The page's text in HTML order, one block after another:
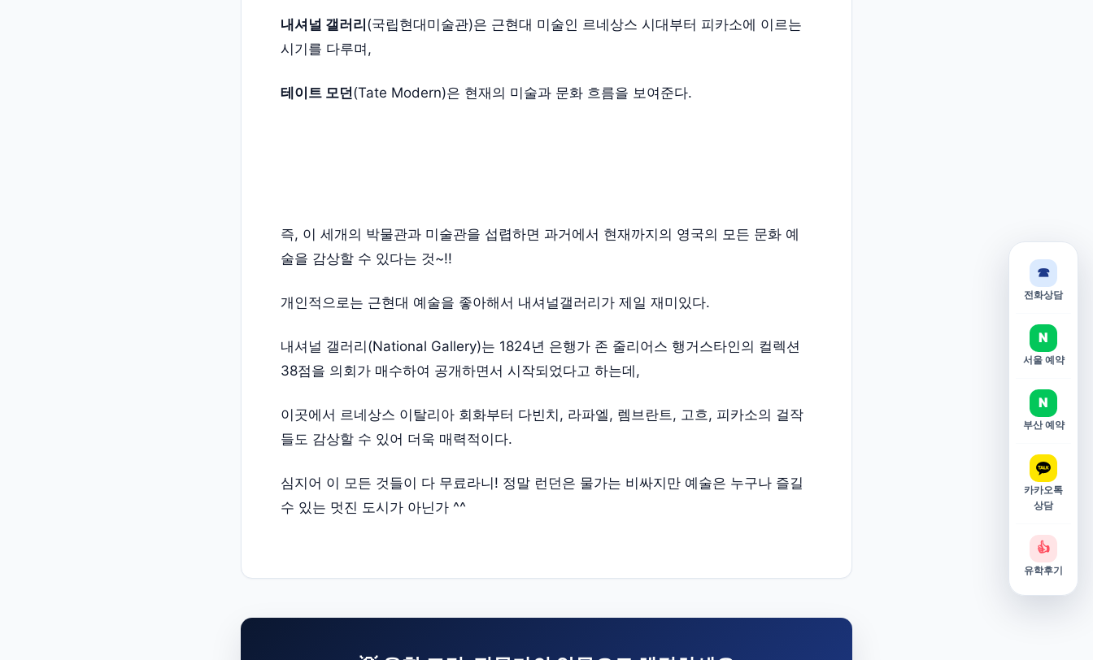
내셔널 갤러리 (국립현대미술관)은 근현대 미술인 르네상스 시대부터 피카소에 이르는
시기를 다루며,
테이트 모던(Tate Modern)은 현재의 미술과 문화 흐름을 보여준다.
즉, 이 세개의 박물관과 미술관을 섭렵하면 과거에서 현재까지의 영국의 모든 문화 예
술을 감상할 수 있다는 것~!!
개인적으로는 근현대 예술을 좋아해서 내셔널갤러리가 제일 재미있다.
내셔널 갤러리(National Gallery)는 1824년 은행가 존 줄리어스 행거스타인의 컬렉션
38점을 의회가 매수하여 공개하면서 시작되었다고 하는데,
이곳에서 르네상스 이탈리아 회화부터 다빈치, 라파엘, 렘브란트, 고흐, 피카소의 걸작
들도 감상할 수 있어 더욱 매력적이다.
심지어 이 모든 것들이 다 무료라니! 정말 런던은 물가는 비싸지만 예술은 누구나 즐길
수 있는 멋진 도시가 아닌가 ^^
☎
전화상담
N
서울 예약
N
부산 예약
카카오톡
상담
👍
유학후기